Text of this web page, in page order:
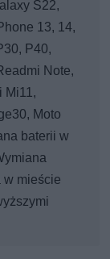
S22,
13, 14,
P40,
Note,
Mi11,
Moto
baterii w
w mieście